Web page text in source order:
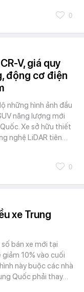
0
V, giá quy
động cơ điện
những hình ảnh đầu
năng lượng mới
Xe sở hữu thiết
nghệ LiDAR tiên…
0
xe Trung
bán xe mới tại
giảm 10% vào cuối
này buộc các nhà
Quốc phải thay…